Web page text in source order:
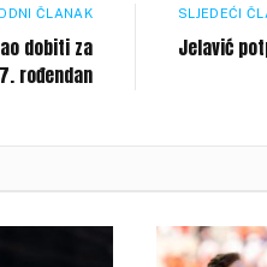
ČLANAK
dobiti za
rođendan
SLJEDEĆI
Jelavić